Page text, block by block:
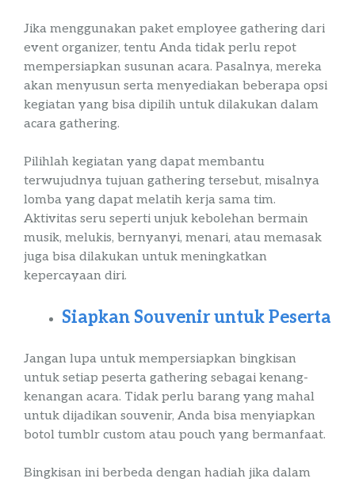
Jika menggunakan paket employee gathering dari
event organizer, tentu Anda tidak perlu repot
mempersiapkan susunan acara. Pasalnya, mereka
akan menyusun serta menyediakan beberapa opsi
kegiatan yang bisa dipilih untuk dilakukan dalam
acara gathering.
Pilihlah kegiatan yang dapat membantu
terwujudnya tujuan gathering tersebut, misalnya
lomba yang dapat melatih kerja sama tim.
Aktivitas seru seperti unjuk kebolehan bermain
musik, melukis, bernyanyi, menari, atau memasak
juga bisa dilakukan untuk meningkatkan
kepercayaan diri.
Siapkan Souveniruntuk Peserta
Jangan lupa untuk mempersiapkan bingkisan
untuk setiap peserta gathering sebagai kenang-
kenangan acara. Tidak perlu barang yang mahal
untuk dijadikan souvenir, Anda bisa menyiapkan
botol tumblr custom atau pouch yang bermanfaat.
Bingkisan ini berbeda dengan hadiah jika dalam